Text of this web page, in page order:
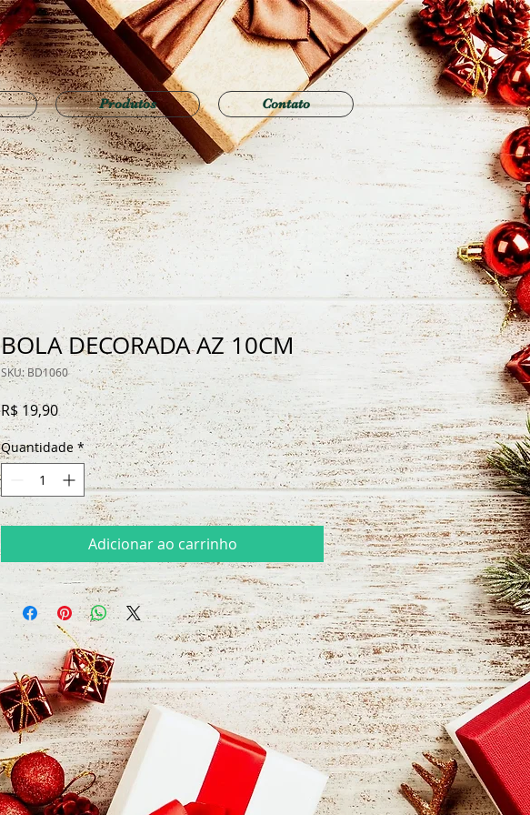
Produtos Contato
BOLA DECORADA AZ 10CM
SKU: BD1060
R$ 19,90Preço
Quantidade *
Adicionar ao carrinho